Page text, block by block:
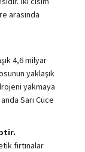
arasında
4,6 milyar
yaklaşık
yakmaya
Sarı Cüce
sahiptir.
fırtınalar